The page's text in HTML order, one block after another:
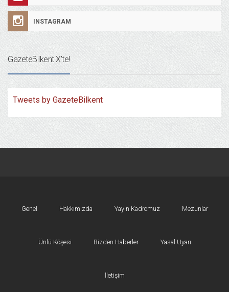
INSTAGRAM
GazeteBilkent X’te!
Tweets by GazeteBilkent
Genel Hakkımızda Yayın Kadromuz Mezunlar
Ünlü Köşesi Bizden Haberler Yasal Uyarı
İletişim